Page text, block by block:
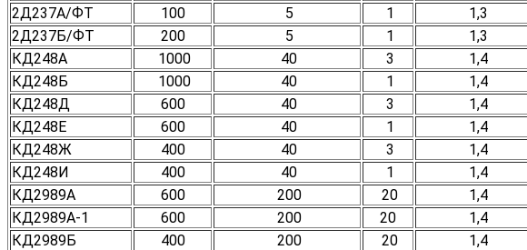
2Д237А/ФТ
100 5 1 1,3
2Д237Б/ФТ
200 5 1 1,3
КД248А
1000 40 3 1,4
КД248Б
1000 40 1 1,4
КД248Д
600 40 3 1,4
КД248Е
600 40 1 1,4
КД248Ж
400 40 3 1,4
КД248И
400 40 1 1,4
КД2989А
600 200 20 1,4
КД2989А-1
600 200 20 1,4
КД2989Б
400 200 20 1,4